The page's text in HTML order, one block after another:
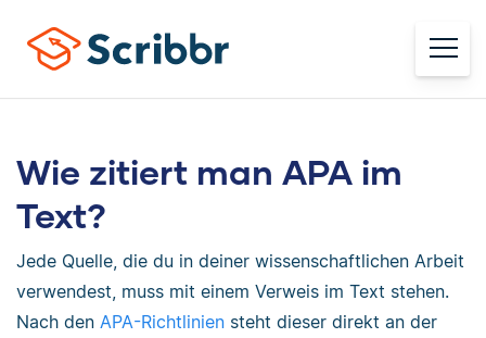
Wie zitiert man APA im
Text?
Jede Quelle, die du in deiner wissenschaftlichen Arbeit
verwendest, muss mit einem Verweis im Text stehen.
Nach den APA-Richtlinien steht dieser direkt an der